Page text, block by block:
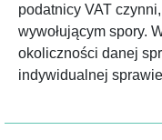
podatnicy VAT
wywołującym spory.
okoliczności danej
indywidualnej